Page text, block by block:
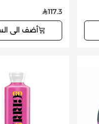
117.3
أضف الى